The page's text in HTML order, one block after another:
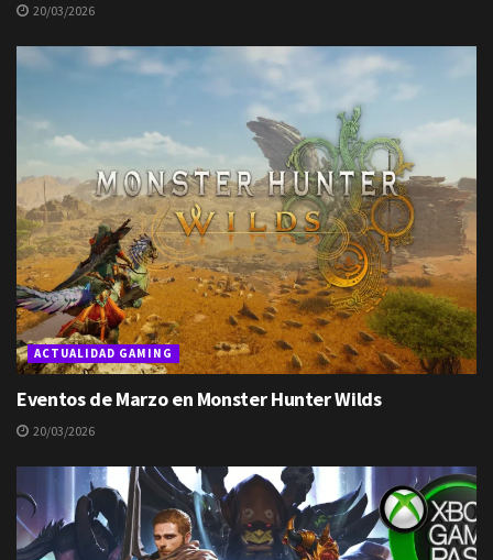
20/03/2026
ACTUALIDAD GAMING
Eventos de Marzo en Monster Hunter Wilds
20/03/2026